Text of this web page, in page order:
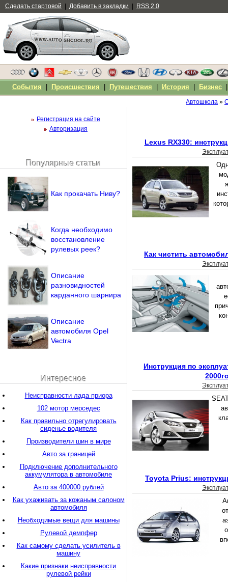
Автошкола »
Lexus RX330:
Как чистить
Инструкция по
Toyota Рrius:
Регистрация на сайте
Авторизация
Популярные статьи
Как прокачать Ниву?
Когда необходимо
восстановление
рулевых реек?
Описание
разновидностей
карданного шарнира
Описание
автомобиля Opel
Vectra
Интересное
Неисправности лада приора
102 мотор мерседес
Как правильно отрегулировать
сиденье водителя
Производители шин в мире
Авто за границей
Подключение дополнительного
аккумулятора в автомобиле
Авто за 400000 рублей
Как ухаживать за кожаным салоном
автомобиля
Необходимые вещи для машины
Рулевой демпфер
Как самому сделать усилитель в
машину
Какие признаки неисправности
рулевой рейки
Сделать стартовой Добавить в закладки RSS 2.0
События Происшествия Путешествия История Бизнес